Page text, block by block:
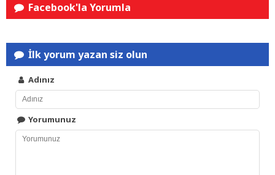
Facebook'la Yorumla
İlk yorum yazan siz olun
Adınız
Yorumunuz